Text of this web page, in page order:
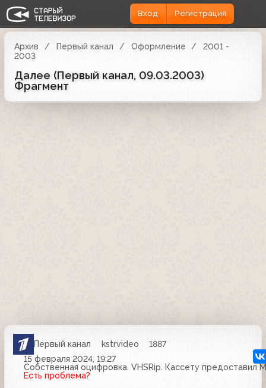
Вход Регистрация
Архив Первый канал Оформление
2001 -
2003
Далее (Первый канал, 09.03.2003)
Фрагмент
Первый канал kstrvideo
1887
15 февраля 2024, 19:27
Собственная оцифровка. VHSRip. Кассету предоставил
Есть проблема?